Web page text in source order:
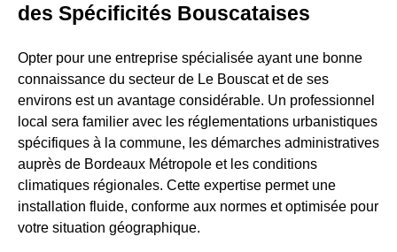
des Spécificités Bouscataises
Opter pour une entreprise spécialisée ayant une bonne
connaissance du secteur de Le Bouscat et de ses
environs est un avantage considérable. Un professionnel
local sera familier avec les réglementations urbanistiques
spécifiques à la commune, les démarches administratives
auprès de Bordeaux Métropole et les conditions
climatiques régionales. Cette expertise permet une
installation fluide, conforme aux normes et optimisée pour
votre situation géographique.